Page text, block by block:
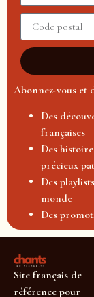
Abonnez-vous et
Des
françaises
Des
précieux
Des
monde
Des
Site français de
référence pour